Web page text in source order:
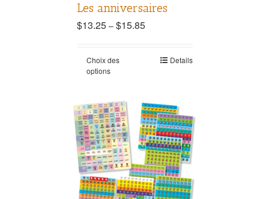
Les anniversaires
$13.25– $15.85
Choix des
options
Details